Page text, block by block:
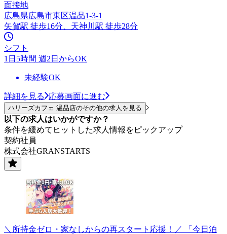
面接地
広島県広島市東区温品1-3-1
矢賀駅 徒歩16分、天神川駅 徒歩28分
シフト
1日5時間 週2日からOK
未経験OK
詳細を見る 応募画面に進む
ハリーズカフェ 温品店のその他の求人を見る
以下の求人はいかがですか？
条件を緩めてヒットした求人情報をピックアップ
契約社員
株式会社GRANSTARTS
＼所持金ゼロ・家なしからの再スタート応援！／ 「今日泊